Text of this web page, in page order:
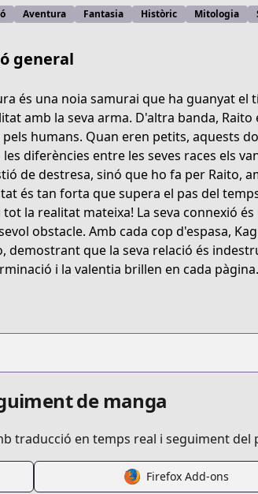
4f53-a1f4-c1b79c906212
kagura-to-raito
2550912965611657550
Aventura Fantasia Històric Mitologia
general
és una noia samurai que ha guanyat el
amb la seva arma. D'altra banda,
pels humans. Quan eren petits, aquests
diferències entre les seves races els
de destresa, sinó que ho fa per Raito,
és tan forta que supera el pas del
tot la realitat mateixa! La seva connexió
obstacle. Amb cada cop d'espasa,
demostrant que la seva relació és
i la valentia brillen en cada pàgina.
de manga
traducció en temps real i seguiment
Firefox Add-ons